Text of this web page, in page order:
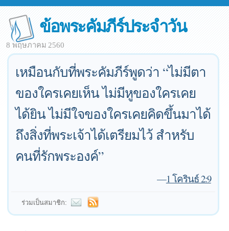
ข้อพระคัมภีร์ประจำวัน
8 พฤษภาคม 2560
เหมือนกับที่พระคัมภีร์พูดว่า “ไม่มีตา
ของใครเคยเห็น ไม่มีหูของใครเคย
ได้ยิน ไม่มีใจของใครเคยคิดขึ้นมาได้
ถึงสิ่งที่พระเจ้าได้เตรียมไว้ สำหรับ
คนที่รักพระองค์”
—1 โครินธ์ 2:9
ร่วมเป็นสมาชิก: